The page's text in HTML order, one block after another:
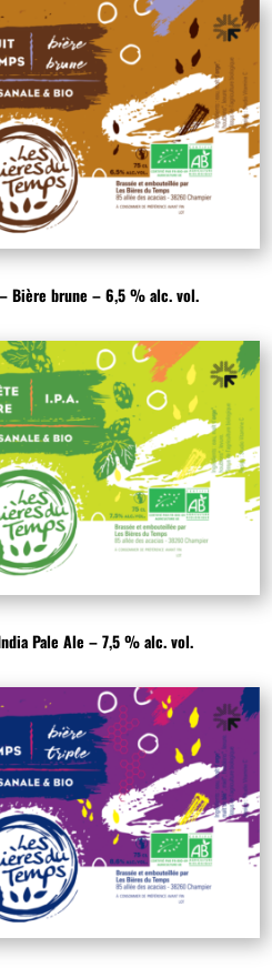
– Bière brune – 6,5 % alc. vol.
India Pale Ale – 7,5 % alc. vol.